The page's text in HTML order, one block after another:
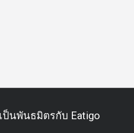
ป็นพันธมิตรกับ Eatigo